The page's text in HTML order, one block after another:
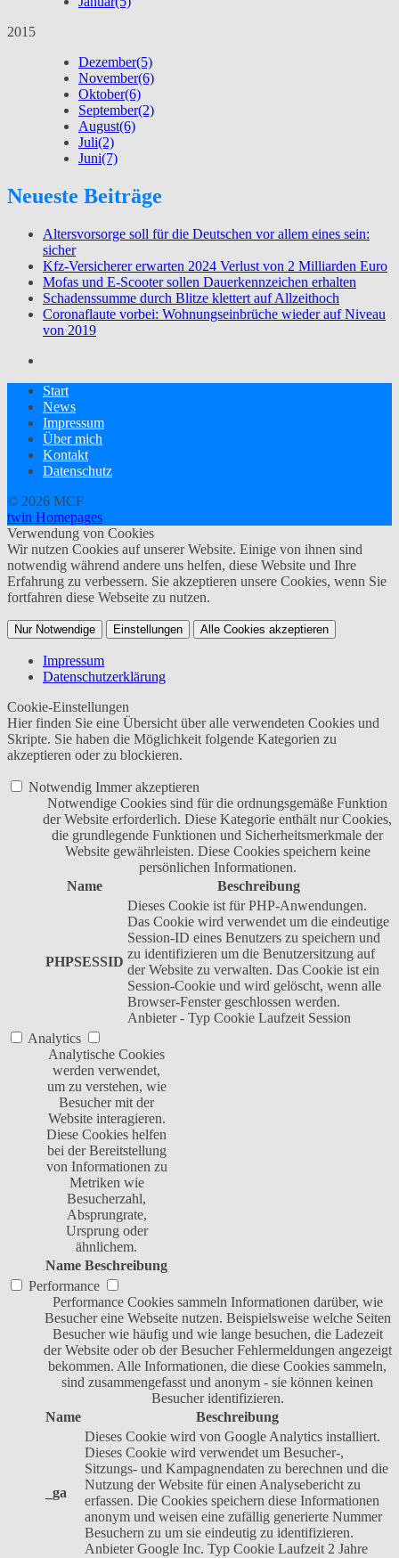
2015
Dezember(5)
November(6)
Oktober(6)
September(2)
August(6)
Juli(2)
Juni(7)
Neueste Beiträge
Altersvorsorge soll für die Deutschen vor allem eines sein:
sicher
Kfz-Versicherer erwarten 2024 Verlust von 2 Milliarden Euro
Mofas und E-Scooter sollen Dauerkennzeichen erhalten
Schadenssumme durch Blitze klettert auf Allzeithoch
Coronaflaute vorbei: Wohnungseinbrüche wieder auf Niveau
von 2019
Start
News
Impressum
Über mich
Kontakt
Datenschutz
© 2026 MCF
twin Homepages
Verwendung von Cookies
Wir nutzen Cookies auf unserer Website. Einige von ihnen sind
notwendig während andere uns helfen, diese Website und Ihre
Erfahrung zu verbessern. Sie akzeptieren unsere Cookies, wenn Sie
fortfahren diese Webseite zu nutzen.
Nur Notwendige Einstellungen Alle Cookies akzeptieren
Impressum
Datenschutzerklärung
Cookie-Einstellungen
Hier finden Sie eine Übersicht über alle verwendeten Cookies und
Skripte. Sie haben die Möglichkeit folgende Kategorien zu
akzeptieren oder zu blockieren.
Notwendig Immer akzeptieren
Notwendige Cookies sind für die ordnungsgemäße Funktion
der Website erforderlich. Diese Kategorie enthält nur Cookies,
die grundlegende Funktionen und Sicherheitsmerkmale der
Website gewährleisten. Diese Cookies speichern keine
persönlichen Informationen.
Name
Beschreibung
PHPSESSID
Dieses Cookie ist für PHP-Anwendungen.
Das Cookie wird verwendet um die eindeutige
Session-ID eines Benutzers zu speichern und
zu identifizieren um die Benutzersitzung auf
der Website zu verwalten. Das Cookie ist ein
Session-Cookie und wird gelöscht, wenn alle
Browser-Fenster geschlossen werden.
Anbieter - Typ Cookie Laufzeit Session
Analytics
Analytische Cookies
werden verwendet,
um zu verstehen, wie
Besucher mit der
Website interagieren.
Diese Cookies helfen
bei der Bereitstellung
von Informationen zu
Metriken wie
Besucherzahl,
Absprungrate,
Ursprung oder
ähnlichem.
Name Beschreibung
Performance
Performance Cookies sammeln Informationen darüber, wie
Besucher eine Webseite nutzen. Beispielsweise welche Seiten
Besucher wie häufig und wie lange besuchen, die Ladezeit
der Website oder ob der Besucher Fehlermeldungen angezeigt
bekommen. Alle Informationen, die diese Cookies sammeln,
sind zusammengefasst und anonym - sie können keinen
Besucher identifizieren.
Name
Beschreibung
_ga
Dieses Cookie wird von Google Analytics installiert.
Dieses Cookie wird verwendet um Besucher-,
Sitzungs- und Kampagnendaten zu berechnen und die
Nutzung der Website für einen Analysebericht zu
erfassen. Die Cookies speichern diese Informationen
anonym und weisen eine zufällig generierte Nummer
Besuchern zu um sie eindeutig zu identifizieren.
Anbieter Google Inc. Typ Cookie Laufzeit 2 Jahre